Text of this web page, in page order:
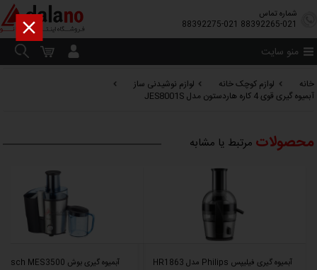
شماره تماس
88392265-021
88392275-021
منو سایت
خانه لوازم کوچک خانه
لوازم نوشیدنی ساز
آبمیوه گیری قوی 4 کاره هاردستون مدل JES8001S
محصولات مرتبط یا مشابه
آبمیوه گیری فیلیپس Philips مدل HR1863 آبمیوه گیری بوش Bosch MES3500
